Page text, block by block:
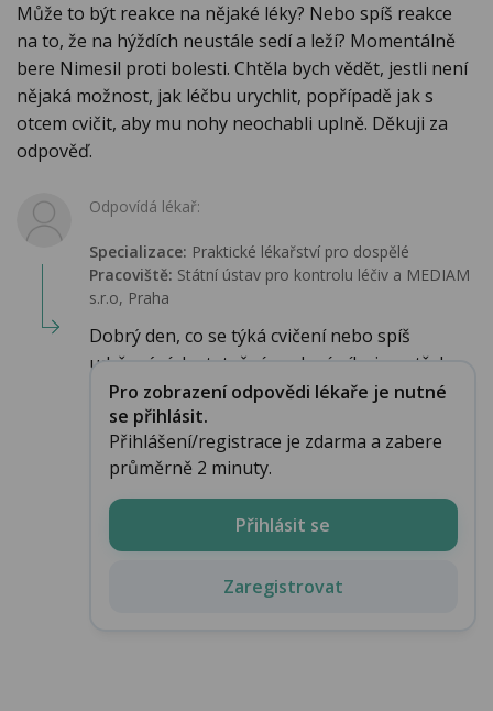
Může to být reakce na nějaké léky? Nebo spíš reakce
na to, že na hýždích neustále sedí a leží? Momentálně
bere Nimesil proti bolesti. Chtěla bych vědět, jestli není
nějaká možnost, jak léčbu urychlit, popřípadě jak s
otcem cvičit, aby mu nohy neochabli uplně. Děkuji za
odpověď.
Odpovídá lékař:
Specializace: Praktické lékařství pro dospělé
Pracoviště: Státní ústav pro kontrolu léčiv a MEDIAM
s.r.o, Praha
Dobrý den, co se týká cvičení nebo spíš
udržování dostatečné svalové síly, je potřeba...
Pro zobrazení odpovědi lékaře je nutné
se přihlásit.
Přihlášení/registrace je zdarma a zabere
průměrně 2 minuty.
Přihlásit se
Zaregistrovat